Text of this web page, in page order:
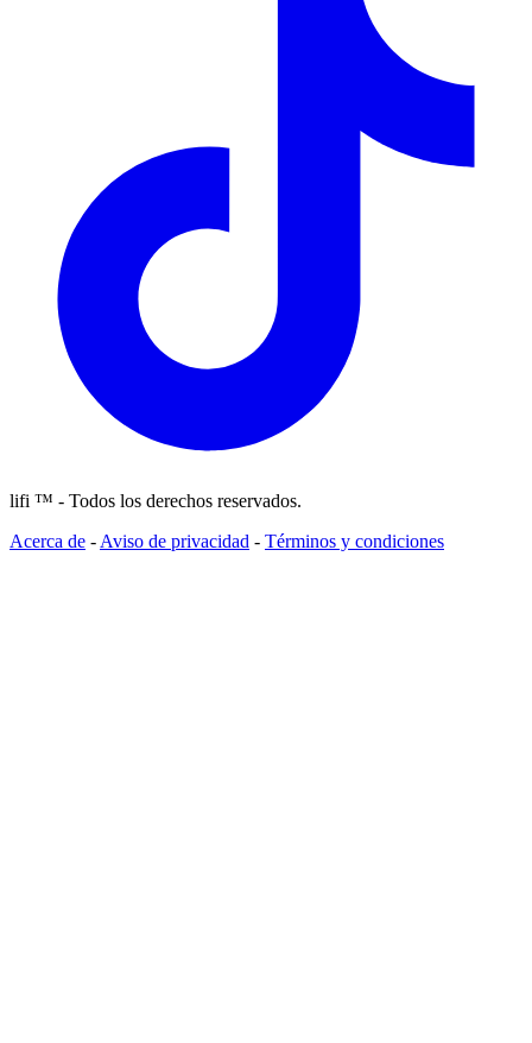
lifi ™ - Todos los derechos reservados.
Acerca de - Aviso de privacidad - Términos y condiciones